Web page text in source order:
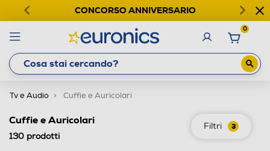
CONCORSO ANNIVERSARIO
0
Tv e Audio Cuffie e Auricolari
Filtri 3
Cuffie e Auricolari
130 prodotti